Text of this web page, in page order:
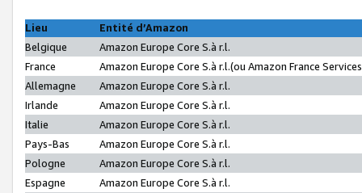
Lieu
Entité d’Amazon
Belgique
Amazon Europe Core S.à r.l.
France
Amazon Europe Core S.à r.l.(ou Amazon France
Allemagne
Amazon Europe Core S.à r.l.
Irlande
Amazon Europe Core S.à r.l.
Italie
Amazon Europe Core S.à r.l.
Pays-Bas
Amazon Europe Core S.à r.l.
Pologne
Amazon Europe Core S.à r.l.
Espagne
Amazon Europe Core S.à r.l.